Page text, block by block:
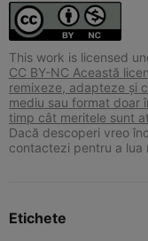
This work is licensed
CC BY-NC Această
remixeze, adapteze și
mediu sau format doar
timp cât meritele sunt
Dacă descoperi vreo
contactezi pentru a lua
Etichete